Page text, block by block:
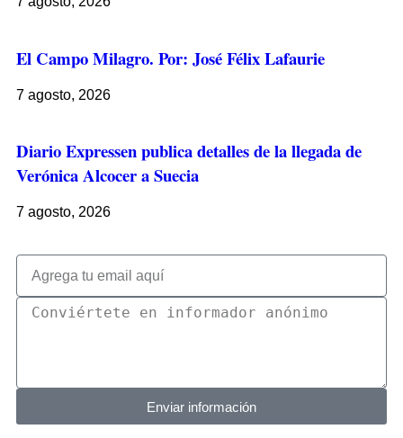
El Campo Milagro. Por: José Félix Lafaurie
7 agosto, 2026
Diario Expressen publica detalles de la llegada de
Verónica Alcocer a Suecia
7 agosto, 2026
Enviar información